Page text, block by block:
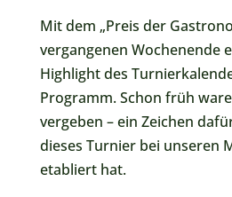
Mit dem „Preis der
vergangenen Wochenende
Highlight des
Programm. Schon früh
vergeben – ein Zeichen
dieses Turnier bei unseren
etabliert hat.